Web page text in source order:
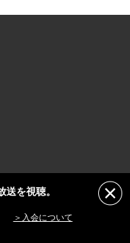
画などは日本の著作権法や国
を得ずに転載や再利用するこ
送を視聴。
＞入会について